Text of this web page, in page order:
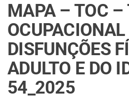
MAPA – TOC –
DISFUNÇÕES
ADULTO E DO
54_2025